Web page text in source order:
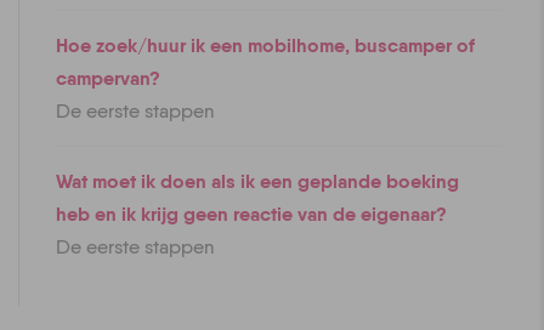
Hoe zoek/huur ik een mobilhome, buscamper of
campervan?
De eerste stappen
Wat moet ik doen als ik een geplande boeking
heb en ik krijg geen reactie van de eigenaar?
De eerste stappen